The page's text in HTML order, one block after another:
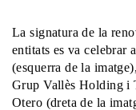
La signatura de la
entitats es va celebrar
(esquerra de la
Grup Vallès Holding i
Otero (dreta de la